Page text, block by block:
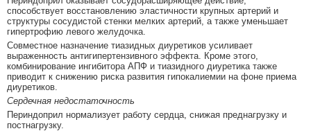
способствует восстановлению эластичности крупных артерий и
структуры сосудистой стенки мелких артерий, а также уменьшает
гипертрофию левого желудочка.
Совместное назначение тиазидных диуретиков усиливает
выраженность антигипертензивного эффекта. Кроме этого,
комбинирование ингибитора АПФ и тиазидного диуретика также
приводит к снижению риска развития гипокалиемии на фоне приема
диуретиков.
Сердечная недостаточность
Периндоприл нормализует работу сердца, снижая преднагрузку и
постнагрузку.